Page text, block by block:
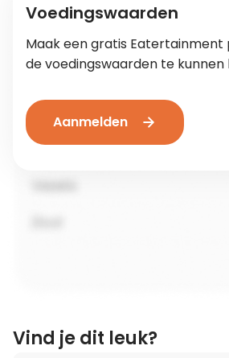
Voedingswaarden
Maak een gratis Eatertainment
de voedingswaarden te kunnen
Aanmelden
Vind je dit leuk?